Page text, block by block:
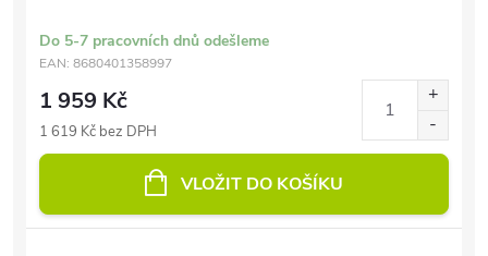
Do 5-7 pracovních dnů odešleme
EAN: 8680401358997
1 959 Kč
1 619 Kč bez DPH
VLOŽIT DO KOŠÍKU